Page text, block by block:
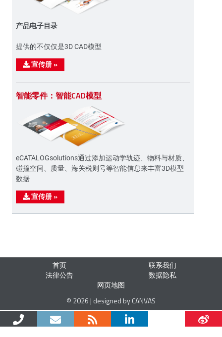
产品电子目录
提供的不仅仅是3D CAD模型
宣传册 »
智能零件：智能CAD模型
eCATALOGsolutions通过添加运动学轨迹、物料与材质、
碰撞空间、质量、海关税则号等智能信息来丰富3D模型
数据
宣传册 »
首页
联系我们
法律公告
数据隐私
网页地图
© 2026 | designed by CANVAS